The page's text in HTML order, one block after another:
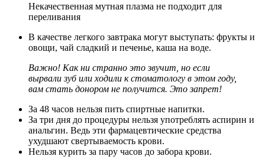
Некачественная мутная плазма не подходит для
переливания
В качестве легкого завтрака могут выступать: фрукты и
овощи, чай сладкий и печенье, каша на воде.
Важно! Как ни странно это звучит, но если
вырвали зуб или ходили к стоматологу в этом году,
вам стать донором не получится. Это запрет!
За 48 часов нельзя пить спиртные напитки.
За три дня до процедуры нельзя употреблять аспирин и
анальгин. Ведь эти фармацевтические средства
ухудшают свертываемость крови.
Нельзя курить за пару часов до забора крови.